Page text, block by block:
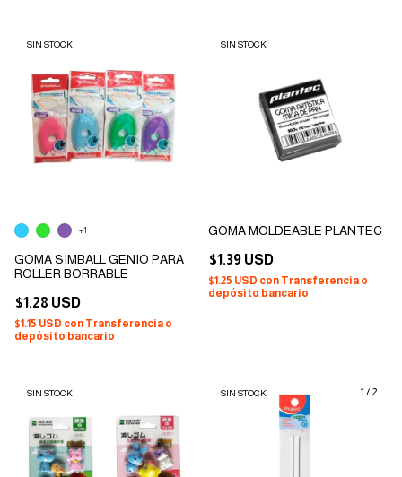
SIN STOCK
GOMA SIMBALL GENIO PARA
ROLLER BORRABLE
$1.28 USD
$1.15 USD con Transferencia o
depósito bancario
+1
SIN STOCK
GOMA MOLDEABLE PLANTEC
$1.39 USD
$1.25 USD con Transferencia o
depósito bancario
SIN STOCK 1 / 2
SIN STOCK